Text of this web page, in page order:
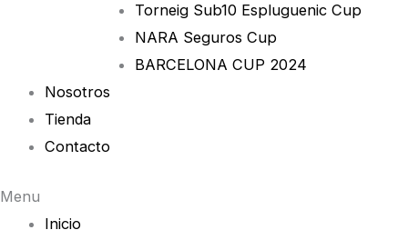
Torneig Sub10 Espluguenic Cup
NARA Seguros Cup
BARCELONA CUP 2024
Nosotros
Tienda
Contacto
Menu
Inicio